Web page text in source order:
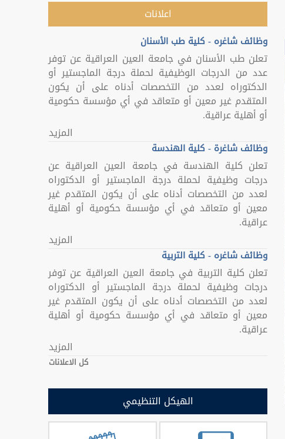
اعلانات
وظائف شاغره - كلية طب الأسنان
تعلن طب الأسنان في جامعة العين العراقية عن توفر
عدد من الدرجات الوظيفية لحملة درجة الماجستير أو
الدكتوراه لعدد من التخصصات أدناه على أن يكون
المتقدم غير معين أو متعاقد في أي مؤسسة حكومية
أو أهلية عراقية.
المزيد
وظائف شاغرة - كلية الهندسة
تعلن كلية الهندسة في جامعة العين العراقية عن
درجات وظيفية لحملة درجة الماجستير أو الدكتوراه
لعدد من التخصصات أدناه على أن يكون المتقدم غير
معين أو متعاقد في أي مؤسسة حكومية أو أهلية
عراقية.
المزيد
وظائف شاغره - كلية التربية
تعلن كلية التربية في جامعة العين العراقية عن توفر
درجات وظيفية لحملة درجة الماجستير أو الدكتوراه
لعدد من التخصصات أدناه على أن يكون المتقدم غير
معين أو متعاقد في أي مؤسسة حكومية أو أهلية
عراقية.
المزيد
كل الاعلانات
الهيكل التنظيمي